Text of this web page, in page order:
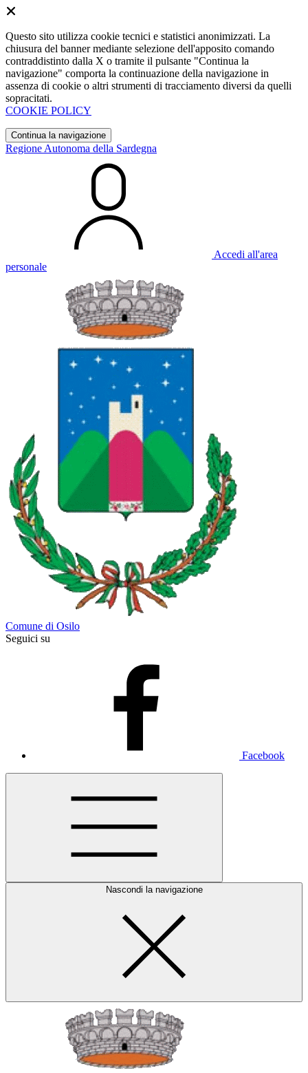
Questo sito utilizza cookie tecnici e statistici anonimizzati. La
chiusura del banner mediante selezione dell'apposito comando
contraddistinto dalla X o tramite il pulsante "Continua la
navigazione" comporta la continuazione della navigazione in
assenza di cookie o altri strumenti di tracciamento diversi da quelli
sopracitati.
COOKIE POLICY
Continua la navigazione
Regione Autonoma della Sardegna
Accedi all'area
personale
Comune di Osilo
Seguici su
Facebook
Nascondi la navigazione